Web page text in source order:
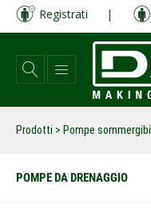
Salta
contenuto
principale
Registrati |
Prodotti > Pompe
POMPE DA DRENAGGIO